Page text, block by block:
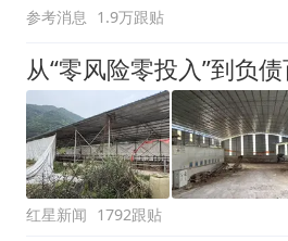
参考消息 1.9万跟贴
红星新闻 1792跟贴